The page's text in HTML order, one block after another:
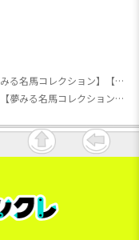
【夢みる名馬コレクション】【Bアーモンドアイ】夢みる名馬コレクション マスコット①
【夢みる名馬コレクション】【Bアーモンドアイ】夢みる名馬コレクション マスコット①